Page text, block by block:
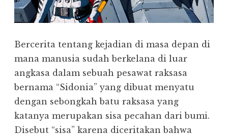
Bercerita tentang kejadian di masa depan di
mana manusia sudah berkelana di luar
angkasa dalam sebuah pesawat raksasa
bernama “Sidonia” yang dibuat menyatu
dengan sebongkah batu raksasa yang
katanya merupakan sisa pecahan dari bumi.
Disebut “sisa” karena diceritakan bahwa